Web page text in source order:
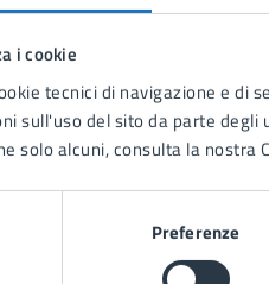
i cookie
tecnici di navigazione e di
sull'uso del sito da parte
solo alcuni, consulta la nostra
Preferenze
Curriculum
Curriculum Vitae